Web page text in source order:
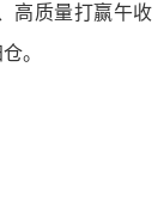
高质量打赢午收
。